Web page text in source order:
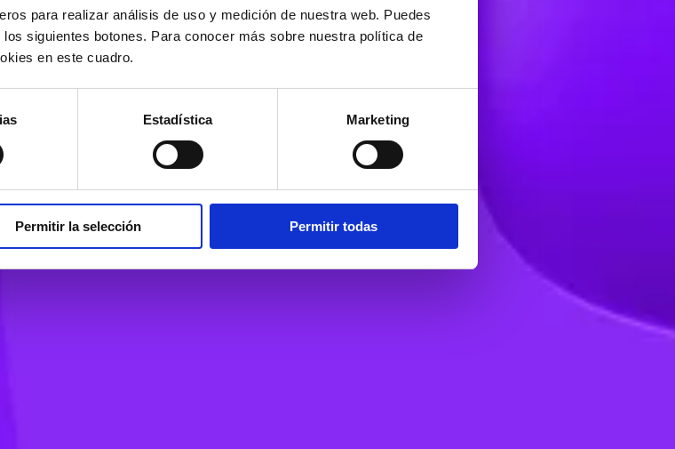
para realizar análisis de uso y medición de nuestra web. Puedes
siguientes botones. Para conocer más sobre nuestra política de
en este cuadro.
Estadística Marketing
Permitir la selección Permitir todas